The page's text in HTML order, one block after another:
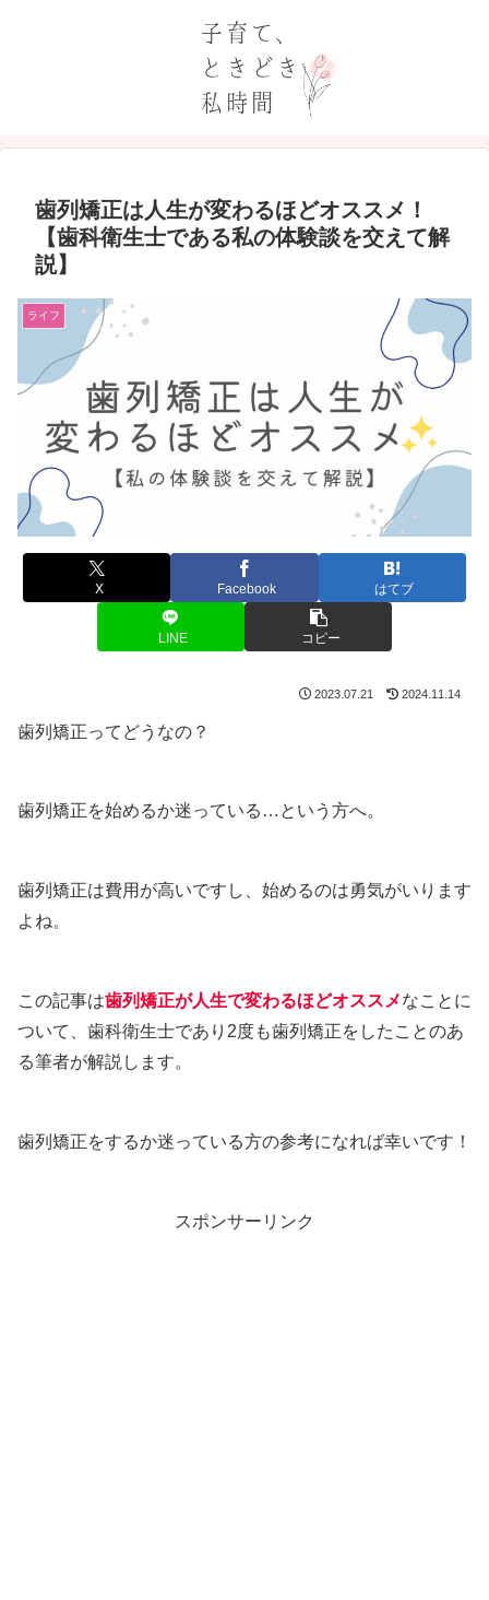
歯列矯正は人生が変わるほどオススメ！
【歯科衛生士である私の体験談を交えて解
説】
ライフ
X Facebook はてブ
LINE コピー
2023.07.21 2024.11.14
歯列矯正ってどうなの？
歯列矯正を始めるか迷っている…という方へ。
歯列矯正は費用が高いですし、始めるのは勇気がいります
よね。
この記事は歯列矯正が人生で変わるほどオススメなことに
ついて、歯科衛生士であり2度も歯列矯正をしたことのあ
る筆者が解説します。
歯列矯正をするか迷っている方の参考になれば幸いです！
スポンサーリンク